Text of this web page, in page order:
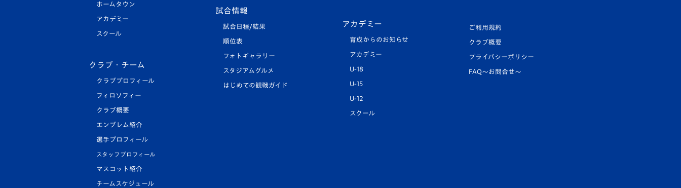
ホームタウン
アカデミー
スクール
クラブ・チーム
クラブプロフィール
フィロソフィー
クラブ概要
エンブレム紹介
選手プロフィール
スタッフプロフィール
マスコット紹介
チームスケジュール
試合情報
試合日程/結果
順位表
フォトギャラリー
スタジアムグルメ
はじめての観戦ガイド
アカデミー
育成からのお知らせ
アカデミー
U-18
U-15
U-12
スクール
ご利用規約
クラブ概要
プライバシーポリシー
FAQ〜お問合せ〜